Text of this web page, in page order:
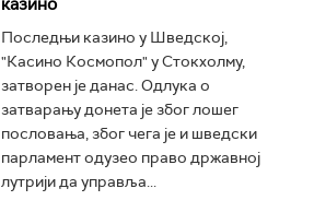
казино
Последњи казино у Шведској,
"Касино Космопол" у Стокхолму,
затворен је данас. Одлука о
затварању донета је због лошег
пословања, због чега је и шведски
парламент одузео право државној
лутрији да управља...